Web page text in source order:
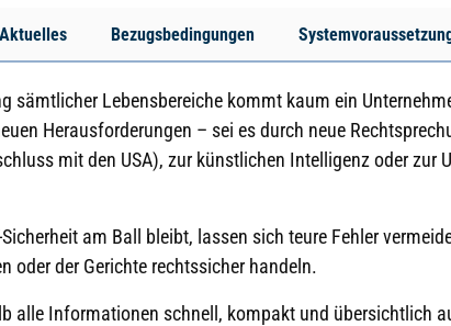
Aktuelles Bezugsbedingungen
Lebensbereiche kommt kaum ein
Herausforderungen – sei es durch neue
mit den USA), zur künstlichen Intelligenz oder
am Ball bleibt, lassen sich teure Fehler
oder der Gerichte rechtssicher handeln.
alle Informationen schnell, kompakt und übersichtlich